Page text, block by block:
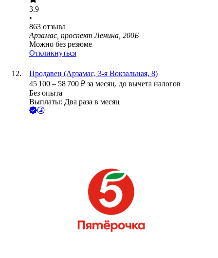
3.9
•
863 отзыва
Арзамас, проспект Ленина, 200Б
Можно без резюме
Откликнуться
Продавец (Арзамас, 3-я Вокзальная, 8)
45 100 – 58 700 ₽ за месяц, до вычета налогов
Без опыта
Выплаты: Два раза в месяц